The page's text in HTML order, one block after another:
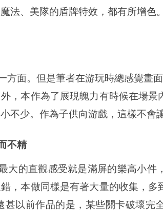
法、美隊的盾牌特效，都有所增色。
面。但是筆者在游玩時總感覺畫面
，本作為了展現魄力有時候在場景
不少。作為子供向游戲，這樣不會
不精
大的直觀感受就是滿屏的樂高小件
，本做同樣是有著大量的收集，
甚以前作品的是，某些關卡破壞完